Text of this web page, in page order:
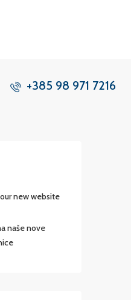
+385 98 971 7216
new website
naše nove